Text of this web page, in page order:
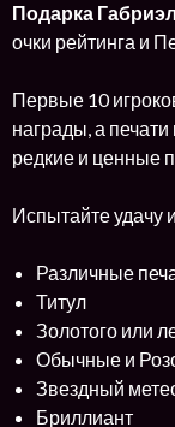
Подарка
очки рейтинга и
Первые 10
награды, а
редкие и ценные
Испытайте удачу
Различные
Титул
Золотого или
Обычные и
Звездный
Бриллиант